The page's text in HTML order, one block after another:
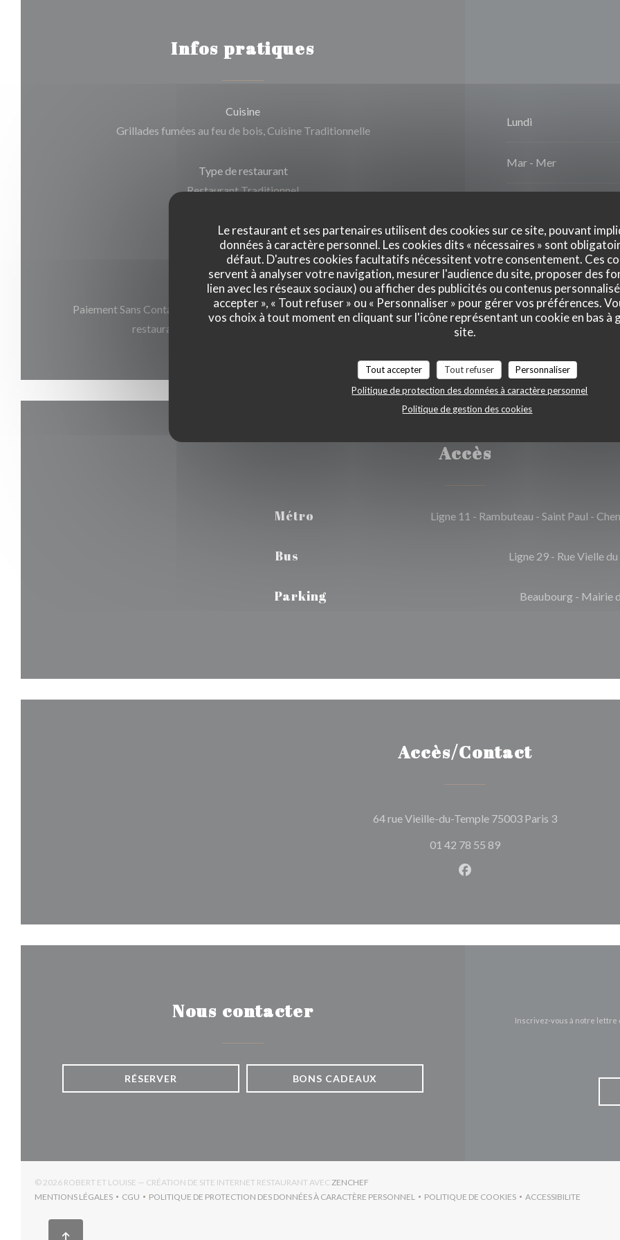
Le restaurant et ses partenaires utilisent des cookies sur ce site, pouvant
données à caractère personnel. Les cookies dits « nécessaires » sont
défaut. D'autres cookies facultatifs nécessitent votre consentement. Ces
servent à analyser votre navigation, mesurer l'audience du site, proposer des
lien avec les réseaux sociaux) ou afficher des publicités ou contenus
accepter », « Tout refuser » ou « Personnaliser » pour gérer vos préférences.
vos choix à tout moment en cliquant sur l'icône représentant un cookie en bas à
site.
Tout accepter Tout refuser
Personnaliser
Politique de protection des données à caractère personnel
Politique de gestion des cookies
Infos pratiques
Cuisine
Grillades fumées au feu de bois, Cuisine Traditionnelle
Type de restaurant
Restaurant Traditionnel
Services
Climatisation, Wifi
Moyens de paiement
Paiement Sans Contact, American Express, Eurocard/Mastercard, Titres
restaurant, Espèces, Visa, Chèques, Carte Bleue
Lundi
Mar - Mer
Samedi
Dimanche
Accès
Métro Ligne 11 - Rambuteau - Saint Paul -
Bus Ligne 29 - Rue Vielle
Parking Beaubourg - Mairie
Accès/Contact
64 rue Vieille-du-Temple 75003 Paris 3((ouvre une
01 42 78 55 89
Facebook ((ouvre une
Nous contacter
RÉSERVER BONS CADEAUX
Inscrivez-vous à notre
© 2026 ROBERT ET LOUISE — CRÉATION DE SITE INTERNET RESTAURANT AVEC ZENCHEF
MENTIONS LÉGALES
((OUVRE UNE NOUVELLE FENÊTRE))
CGU
((OUVRE UNE NOUVELLE FENÊTRE))
POLITIQUE DE PROTECTION DES DONNÉES À CARACTÈRE PERSONNEL
((OUVRE UNE NOUVELLE FENÊTRE))
POLITIQUE DE COOKIES
((OUVRE UNE NOUVELLE FENÊTRE))
ACCESSIBILITE
((OUVRE UNE